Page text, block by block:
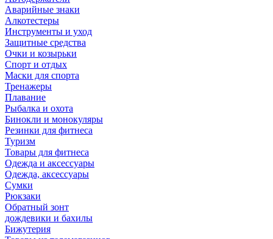
Аварийные знаки
Алкотестеры
Инструменты и уход
Защитные средства
Очки и козырьки
Спорт и отдых
Маски для спорта
Тренажеры
Плавание
Рыбалка и охота
Бинокли и монокуляры
Резинки для фитнеса
Туризм
Товары для фитнеса
Одежда и аксессуары
Одежда, аксессуары
Сумки
Рюкзаки
Обратный зонт
дождевики и бахилы
Бижутерия